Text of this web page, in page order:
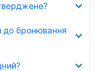
до бронювання